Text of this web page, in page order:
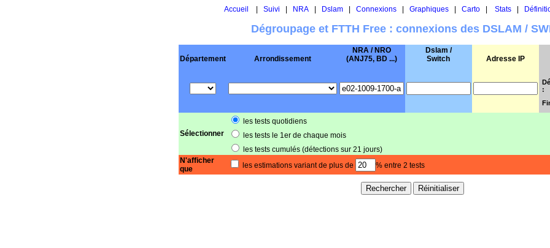
Accueil Suivi NRA| Dslam| Connexions| Graphiques| Carto| Stats|
Dégroupage et FTTH Free : connexions des DSLAM /
Département Arrondissement
NRA / NRO
(ANJ75, BD ...)
Dslam /
Switch
Adresse IP
:
Sélectionner
les tests quotidiens
les tests le 1er de chaque mois
les tests cumulés (détections sur 21 jours)
N'afficher
que
les estimations variant de plus de % entre 2 tests